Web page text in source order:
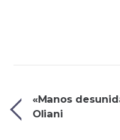
«Manos
Oliani